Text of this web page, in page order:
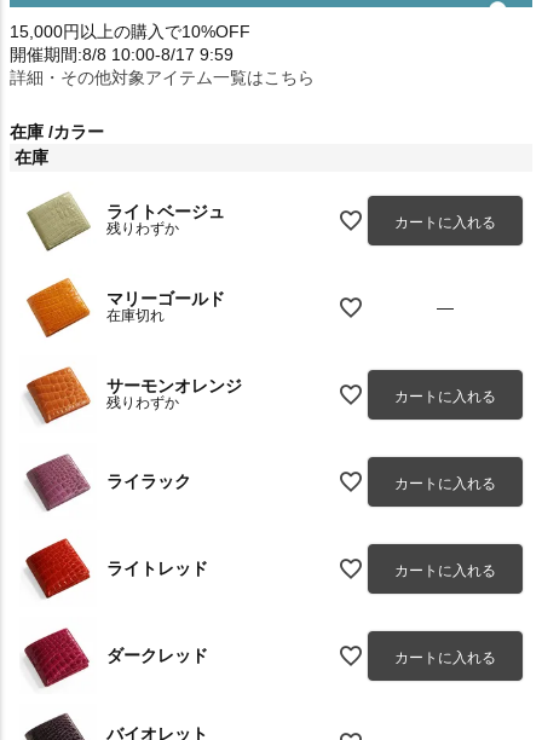
15,000円以上の購入で10%OFF
開催期間:8/8 10:00-8/17 9:59
詳細・その他対象アイテム一覧はこちら
在庫 カラー
在庫
ライトベージュ
残りわずか カートに入れる
マリーゴールド
在庫切れ —
サーモンオレンジ
残りわずか カートに入れる
ライラック カートに入れる
ライトレッド カートに入れる
ダークレッド カートに入れる
バイオレット